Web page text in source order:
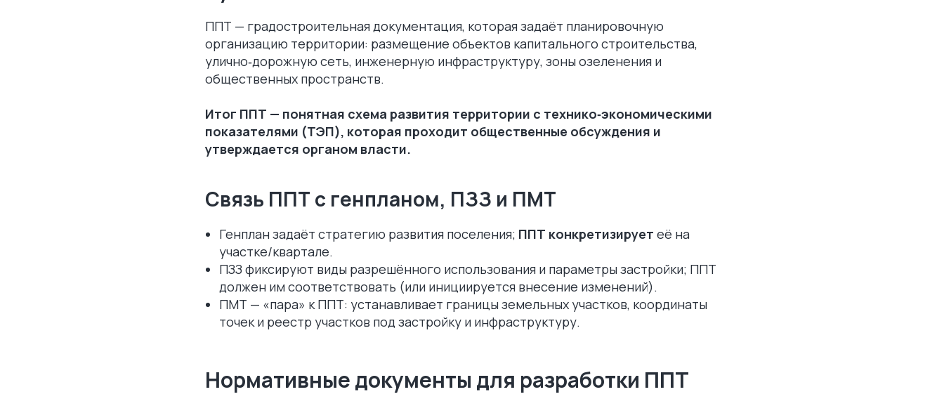
ППТ — градостроительная документация, которая задаёт планировочную
организацию территории: размещение объектов капитального строительства,
улично‑дорожную сеть, инженерную инфраструктуру, зоны озеленения и
общественных пространств.
Итог ППТ — понятная схема развития территории с технико‑экономическими
показателями (ТЭП), которая проходит общественные обсуждения и
утверждается органом власти.
Связь ППТ с генпланом, ПЗЗ и ПМТ
Генплан задаёт стратегию развития поселения; ППТ конкретизирует её на
участке/квартале.
ПЗЗ фиксируют виды разрешённого использования и параметры застройки; ППТ
должен им соответствовать (или инициируется внесение изменений).
ПМТ — «пара» к ППТ: устанавливает границы земельных участков, координаты
точек и реестр участков под застройку и инфраструктуру.
Нормативные документы для разработки ППТ